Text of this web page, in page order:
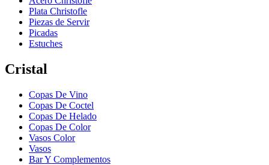
Plata Christofle
Piezas de Servir
Picadas
Estuches
Cristal
Copas De Vino
Copas De Coctel
Copas De Helado
Copas De Color
Vasos Color
Vasos
Bar Y Complementos